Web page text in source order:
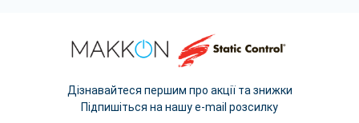
Дізнавайтеся першим про акції та знижки
Підпишіться на нашу e-mail розсилку